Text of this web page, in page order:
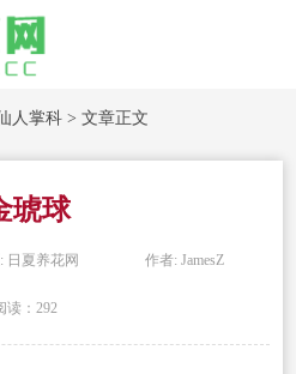
人掌科 > 文章正文
琥球
日夏养花网 作者: JamesZ
读：292